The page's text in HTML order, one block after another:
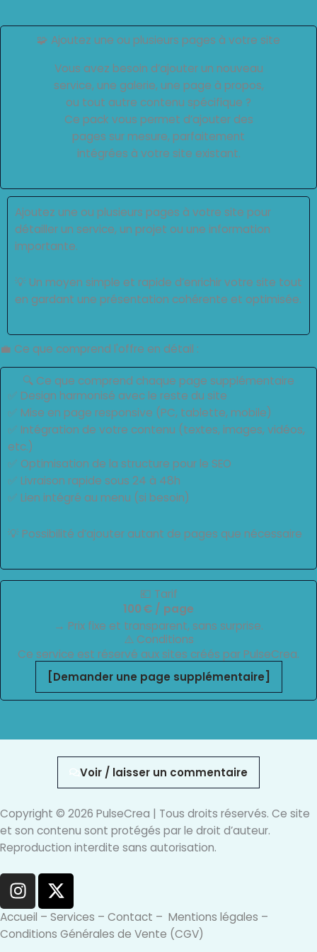
🧩 Ajoutez une ou plusieurs pages à votre site
Vous avez besoin d’ajouter un nouveau
service, une galerie, une page à propos,
ou tout autre contenu spécifique ?
Ce pack vous permet d’ajouter des
pages sur mesure, parfaitement
intégrées à votre site existant.
Ajoutez une ou plusieurs pages à votre site pour
détailler un service, un projet ou une information
importante.
💡 Un moyen simple et rapide d’enrichir votre site tout
en gardant une présentation cohérente et optimisée.
💼 Ce que comprend l'offre en détail :
🔍 Ce que comprend chaque page supplémentaire
✅ Design harmonisé avec le reste du site
✅ Mise en page responsive (PC, tablette, mobile)
✅ Intégration de votre contenu (textes, images, vidéos,
etc.)
✅ Optimisation de la structure pour le SEO
✅ Livraison rapide sous 24 à 48h
✅ Lien intégré au menu (si besoin)
💡 Possibilité d’ajouter autant de pages que nécessaire
💶 Tarif
100 € / page
→ Prix fixe et transparent, sans surprise.
⚠️ Conditions
Ce service est réservé aux sites créés par PulseCrea.
[Demander une page supplémentaire]
Voir / laisser un commentaire
Copyright © 2026 PulseCrea | Tous droits réservés. Ce site
et son contenu sont protégés par le droit d’auteur.
Reproduction interdite sans autorisation.
I
n
s
t
X
-
t
w
Accueil – Services – Contact – Mentions légales –
Conditions Générales de Vente (CGV)